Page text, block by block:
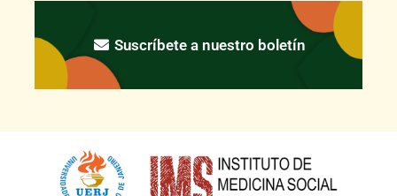
Suscríbete a nuestro boletín